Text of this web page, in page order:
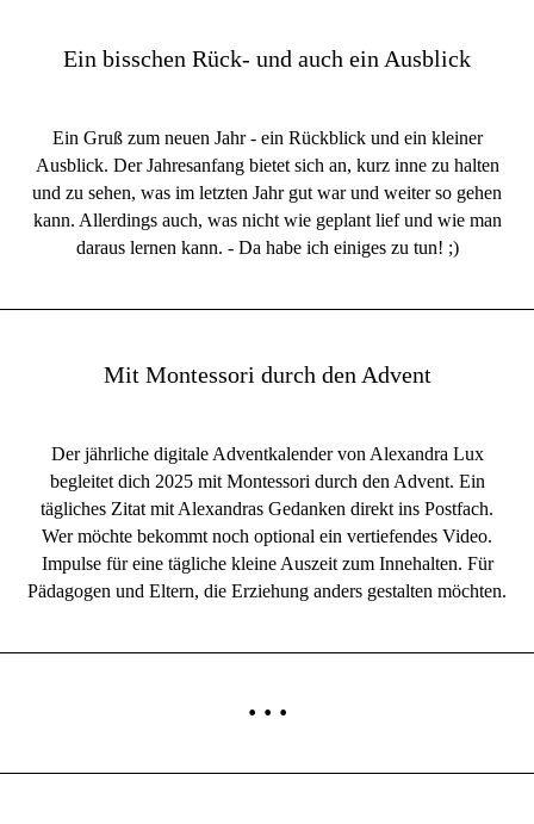
Ein bisschen Rück- und auch ein Ausblick
Ein Gruß zum neuen Jahr - ein Rückblick und ein kleiner
Ausblick. Der Jahresanfang bietet sich an, kurz inne zu halten
und zu sehen, was im letzten Jahr gut war und weiter so gehen
kann. Allerdings auch, was nicht wie geplant lief und wie man
daraus lernen kann. - Da habe ich einiges zu tun! ;)
Mit Montessori durch den Advent
Der jährliche digitale Adventkalender von Alexandra Lux
begleitet dich 2025 mit Montessori durch den Advent. Ein
tägliches Zitat mit Alexandras Gedanken direkt ins Postfach.
Wer möchte bekommt noch optional ein vertiefendes Video.
Impulse für eine tägliche kleine Auszeit zum Innehalten. Für
Pädagogen und Eltern, die Erziehung anders gestalten möchten.
···